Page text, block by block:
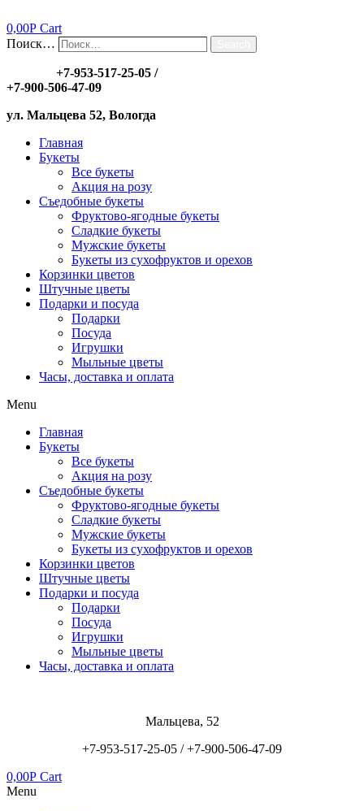
0,00Р Cart
Поиск…
+7-953-517-25-05 /
+7-900-506-47-09
ул. Мальцева 52, Вологда
Главная
Букеты
Все букеты
Акция на розу
Съедобные букеты
Фруктово-ягодные букеты
Сладкие букеты
Мужские букеты
Букеты из сухофруктов и орехов
Корзинки цветов
Штучные цветы
Подарки и посуда
Подарки
Посуда
Игрушки
Мыльные цветы
Часы, доставка и оплата
Menu
Главная
Букеты
Все букеты
Акция на розу
Съедобные букеты
Фруктово-ягодные букеты
Сладкие букеты
Мужские букеты
Букеты из сухофруктов и орехов
Корзинки цветов
Штучные цветы
Подарки и посуда
Подарки
Посуда
Игрушки
Мыльные цветы
Часы, доставка и оплата
Мальцева, 52
+7-953-517-25-05 /+7-900-506-47-09
0,00Р Cart
Menu